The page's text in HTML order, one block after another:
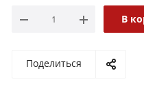
В
Поделиться